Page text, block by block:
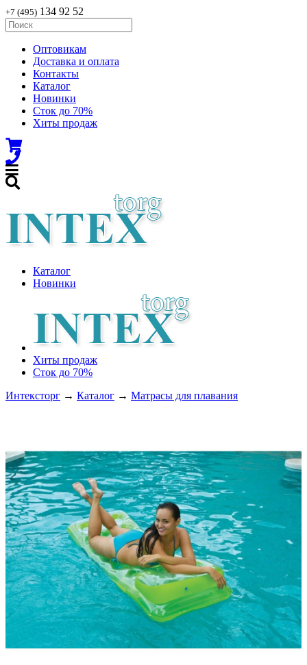
+7 (495) 134 92 52
Оптовикам
Доставка и оплата
Контакты
Каталог
Новинки
Сток до 70%
Хиты продаж
Каталог
Новинки
Хиты продаж
Сток до 70%
Интексторг → Каталог → Матрасы для плавания